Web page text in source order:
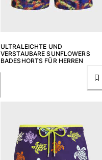
ULTRALEICHTE UND
VERSTAUBARE SUNFLOWERS
BADESHORTS FÜR HERREN